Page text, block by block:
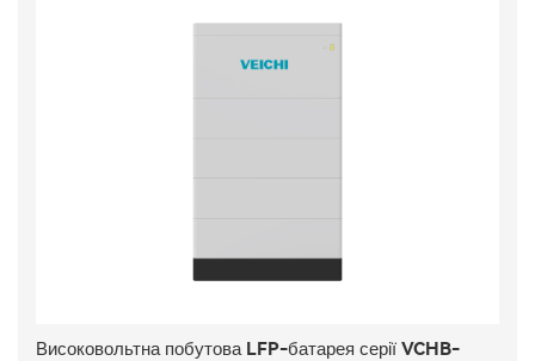
Високовольтна побутова LFP-батарея серії VCHB-